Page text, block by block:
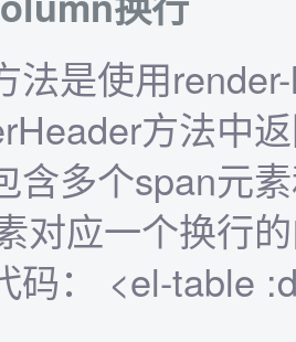
法是使用
方法中
含多个span元
对应一个换行
码： <el-table